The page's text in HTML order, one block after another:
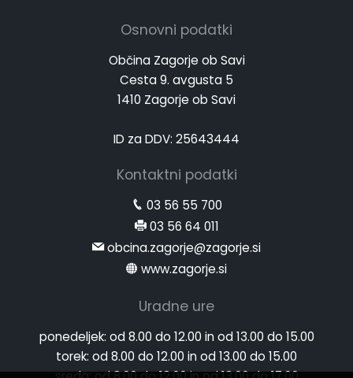
Osnovni podatki
Občina Zagorje ob Savi
Cesta 9. avgusta 5
1410 Zagorje ob Savi
ID za DDV: 25643444
Kontaktni podatki
03 56 55 700
03 56 64 011
obcina.zagorje@zagorje.si
www.zagorje.si
Uradne ure
ponedeljek: od 8.00 do 12.00 in od 13.00 do 15.00
torek: od 8.00 do 12.00 in od 13.00 do 15.00